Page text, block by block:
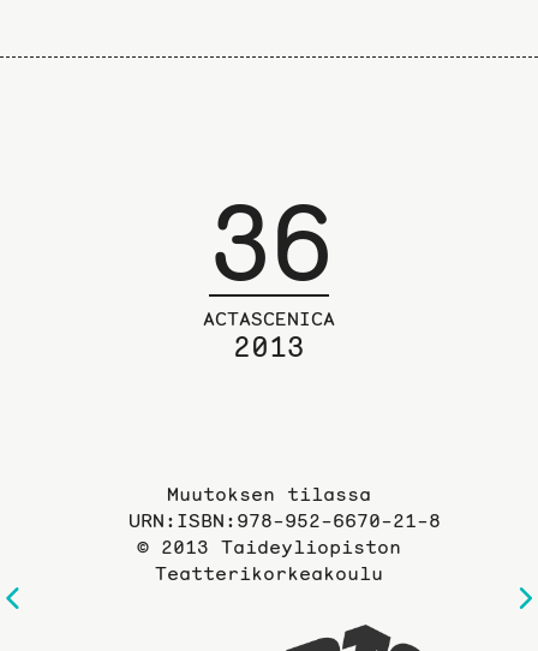
36
ACTASCENICA
2013
Muutoksen tilassa
URN:ISBN:978-952-6670-21-8
© 2013 Taideyliopiston
Teatterikorkeakoulu